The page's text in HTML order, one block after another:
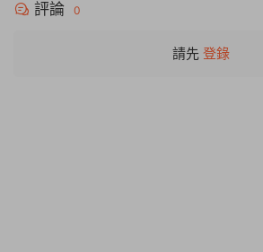
評論 0
請先 登錄